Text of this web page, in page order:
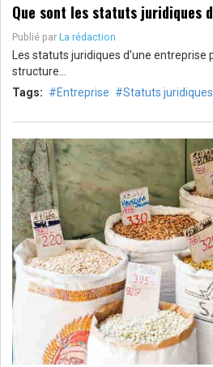
Que sont les statuts juridiques
Publié par La rédaction
Les statuts juridiques d'une
structure…
Tags:
Entreprise Statuts juridiques